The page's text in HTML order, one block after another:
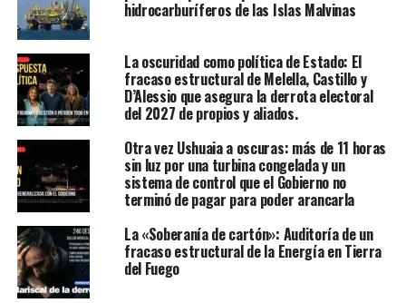
hidrocarburíferos de las Islas Malvinas
La oscuridad como política de Estado: El
fracaso estructural de Melella, Castillo y
D’Alessio que asegura la derrota electoral
del 2027 de propios y aliados.
Otra vez Ushuaia a oscuras: más de 11 horas
sin luz por una turbina congelada y un
sistema de control que el Gobierno no
terminó de pagar para poder arancarla
La «Soberanía de cartón»: Auditoría de un
fracaso estructural de la Energía en Tierra
del Fuego